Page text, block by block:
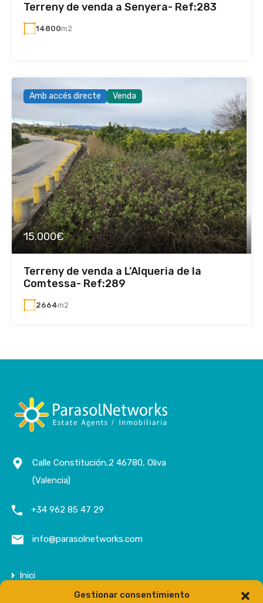
Gestionar consentimiento
Terreny de venda a Senyera- Ref:283
14800m2
Amb accés directe Venda
15.000€
Terreny de venda a L’Alqueria de la
Comtessa- Ref:289
2664m2
Calle Constitución,2 46780, Oliva
(Valencia)
+34 962 85 47 29
info@parasolnetworks.com
Inici